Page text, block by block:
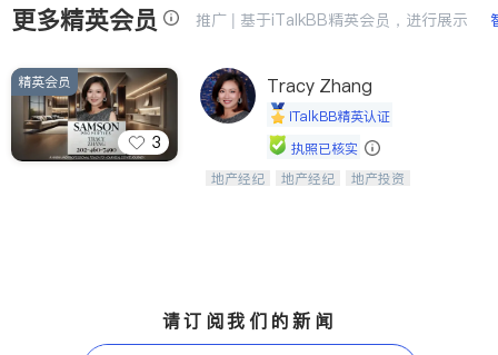
非盈利组织
更多精英会员 推广 | 基于iTalkBB精英会员，进行展示
3
精英会员 Tracy Zhang
iTalkBB精英认证
执照已核实
Tracy Zhang - 引领大华府地区房产
地产经纪 地产经纪
地产投资
请订阅我们的新闻